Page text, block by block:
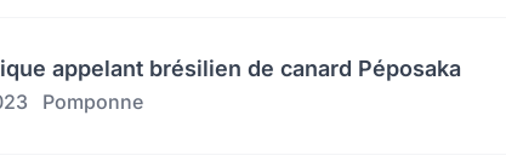
appelant brésilien de canard Péposaka
Pomponne